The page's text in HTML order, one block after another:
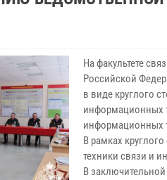
На факультете
Российской
в виде круглого
информационных
информационных
В рамках
техники связи и
В